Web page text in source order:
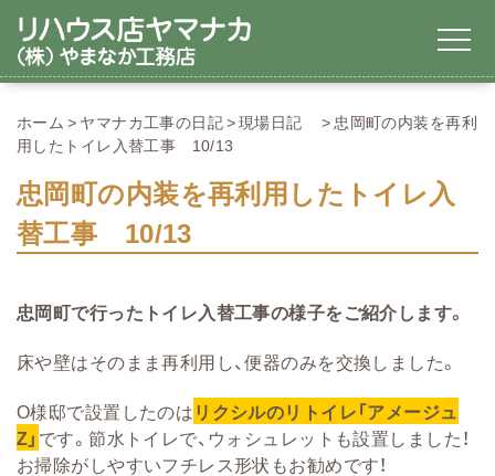
ホーム ヤマナカ工事の日記 現場日記
忠岡町の内装を再利
用したトイレ入替工事 10/13
忠岡町の内装を再利用したトイレ入
替工事 10/13
忠岡町で行ったトイレ入替工事の様子をご紹介します。
床や壁はそのまま再利用し、便器のみを交換しました。
O様邸で設置したのはリクシルのリトイレ「アメージュ
Z」 です。節水トイレで、ウォシュレットも設置しました！
お掃除がしやすいフチレス形状もお勧めです！